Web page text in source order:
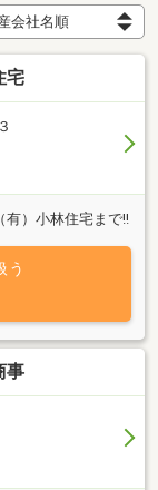
宅
）小林住宅まで!!
う
事